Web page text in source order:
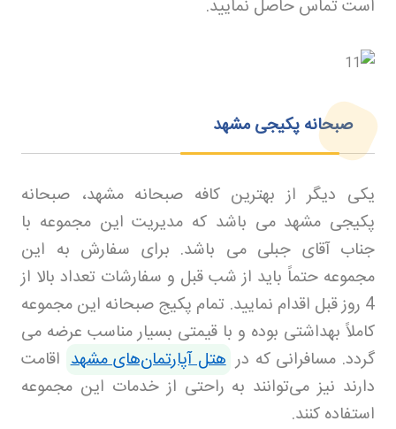
است تماس حاصل نمایید.
صبحانه پکیجی مشهد
یکی دیگر از بهترین کافه صبحانه مشهد، صبحانه
پکیجی مشهد می باشد که مدیریت این مجموعه با
جناب آقای جبلی می باشد. برای سفارش به این
مجموعه حتماً باید از شب قبل و سفارشات تعداد بالا از
4 روز قبل اقدام نمایید. تمام پکیج صبحانه این مجموعه
کاملاً بهداشتی بوده و با قیمتی بسیار مناسب عرضه می
گردد. مسافرانی که در هتل آپارتمان‌های مشهد اقامت
دارند نیز می‌توانند به راحتی از خدمات این مجموعه
استفاده کنند.